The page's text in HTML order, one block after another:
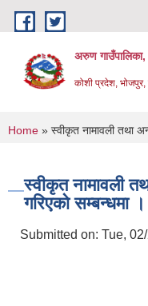
Skip to main content
अरुण गाउँपालिका,
कोशी प्रदेश, भोजपुर,
You are here
Home » स्वीकृत नामावली तथा
स्वीकृत नामावली
गरिएको सम्बन्धमा ।
Submitted on: Tue,